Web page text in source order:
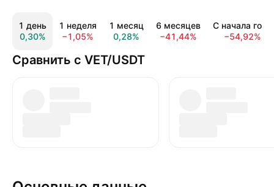
1 день
0,30%
1 неделя
−1,05%
1 месяц
0,28%
6 месяцев
−41,44%
С начала года
−54,92%
Сравнить с VET/USDT